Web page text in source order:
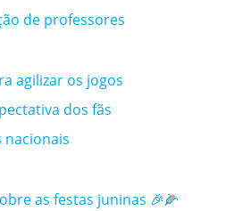
de professores
agilizar os jogos
dos fãs
nacionais
as festas juninas 🎉🌽